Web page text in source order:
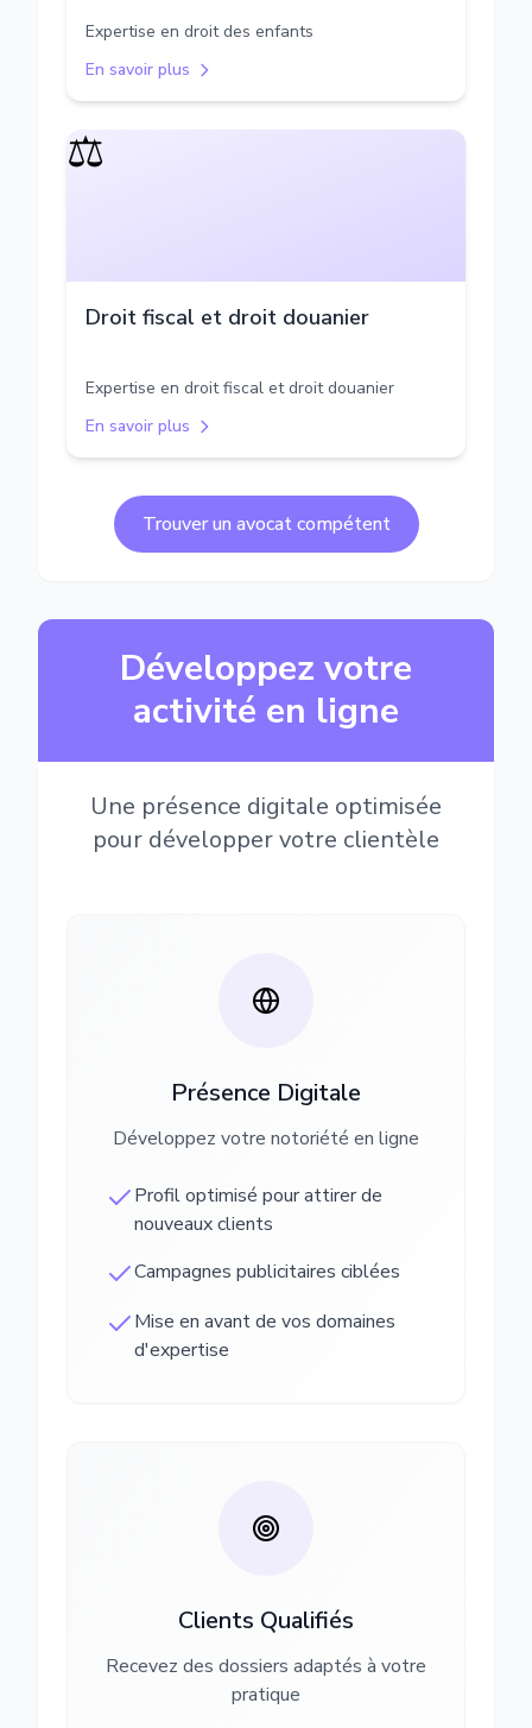
Expertise en droit des enfants
En savoir plus
⚖️
Droit fiscal et droit douanier
Expertise en droit fiscal et droit douanier
En savoir plus
Trouver un avocat compétent
Développez votre
activité en ligne
Une présence digitale optimisée
pour développer votre clientèle
Présence Digitale
Développez votre notoriété en ligne
Profil optimisé pour attirer de
nouveaux clients
Campagnes publicitaires ciblées
Mise en avant de vos domaines
d'expertise
Clients Qualifiés
Recevez des dossiers adaptés à votre
pratique